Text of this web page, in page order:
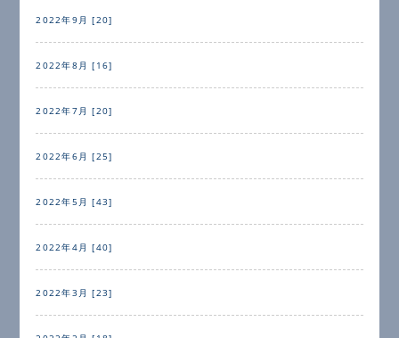
2022年9月 [20]
2022年8月 [16]
2022年7月 [20]
2022年6月 [25]
2022年5月 [43]
2022年4月 [40]
2022年3月 [23]